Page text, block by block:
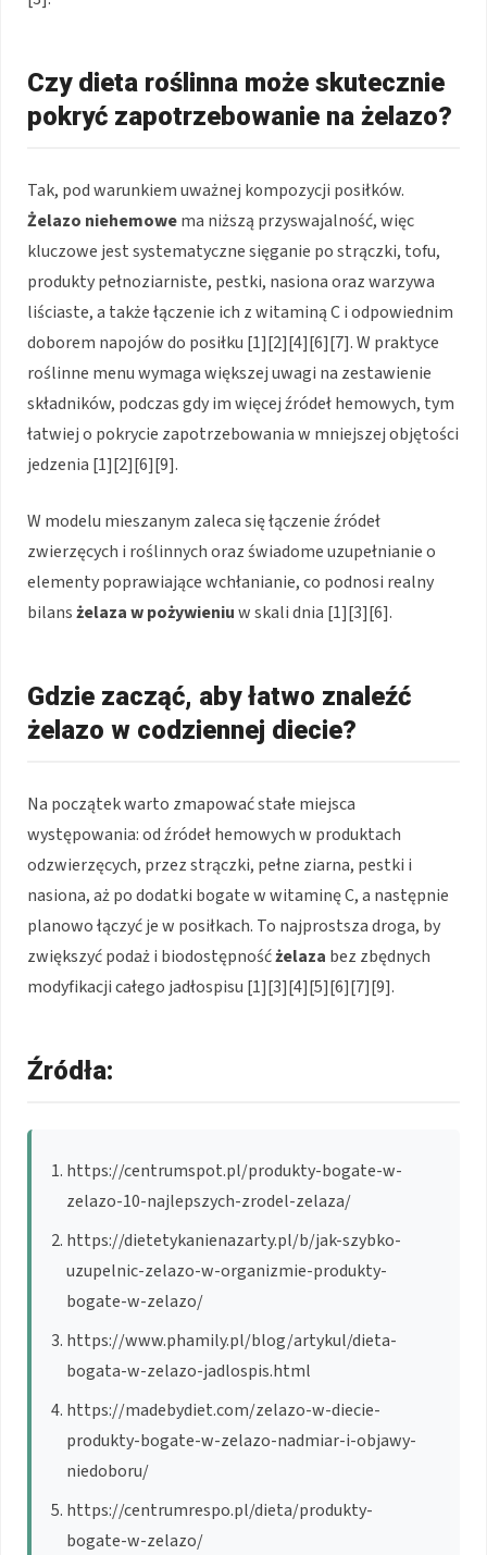
Czy dieta roślinna może skutecznie
pokryć zapotrzebowanie na żelazo?
Tak, pod warunkiem uważnej kompozycji posiłków.
Żelazo niehemowema niższą przyswajalność, więc
kluczowe jest systematyczne sięganie po strączki, tofu,
produkty pełnoziarniste, pestki, nasiona oraz warzywa
liściaste, a także łączenie ich z witaminą C i odpowiednim
doborem napojów do posiłku [1][2][4][6][7]. W praktyce
roślinne menu wymaga większej uwagi na zestawienie
składników, podczas gdy im więcej źródeł hemowych, tym
łatwiej o pokrycie zapotrzebowania w mniejszej objętości
jedzenia [1][2][6][9].
W modelu mieszanym zaleca się łączenie źródeł
zwierzęcych i roślinnych oraz świadome uzupełnianie o
elementy poprawiające wchłanianie, co podnosi realny
bilansżelaza w pożywieniuw skali dnia [1][3][6].
Gdzie zacząć, aby łatwo znaleźć
żelazo w codziennej diecie?
Na początek warto zmapować stałe miejsca
występowania: od źródeł hemowych w produktach
odzwierzęcych, przez strączki, pełne ziarna, pestki i
nasiona, aż po dodatki bogate w witaminę C, a następnie
planowo łączyć je w posiłkach. To najprostsza droga, by
zwiększyć podaż i biodostępnośćżelaza bez zbędnych
modyfikacji całego jadłospisu [1][3][4][5][6][7][9].
Źródła:
https://centrumspot.pl/produkty-bogate-w-
zelazo-10-najlepszych-zrodel-zelaza/
https://dietetykanienazarty.pl/b/jak-szybko-
uzupelnic-zelazo-w-organizmie-produkty-
bogate-w-zelazo/
https://www.phamily.pl/blog/artykul/dieta-
bogata-w-zelazo-jadlospis.html
https://madebydiet.com/zelazo-w-diecie-
produkty-bogate-w-zelazo-nadmiar-i-objawy-
niedoboru/
https://centrumrespo.pl/dieta/produkty-
bogate-w-zelazo/